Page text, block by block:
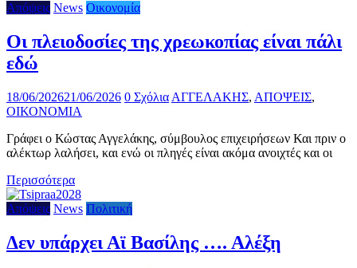
Απόψεις News Οικονομία
Οι πλειοδοσίες της χρεωκοπίας είναι πάλι
εδώ
18/06/202621/06/2026 0 Σχόλια ΑΓΓΕΛΑΚΗΣ, ΑΠΟΨΕΙΣ,
ΟΙΚΟΝΟΜΙΑ
Γράφει ο Κώστας Αγγελάκης, σύμβουλος επιχειρήσεων Και πριν ο
αλέκτωρ λαλήσει, και ενώ οι πληγές είναι ακόμα ανοιχτές και οι
Περισσότερα
Απόψεις News Πολιτική
Δεν υπάρχει Αϊ Βασίλης …. Αλέξη